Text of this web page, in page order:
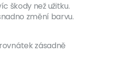
škody než užitku.
změní barvu.
zásadně